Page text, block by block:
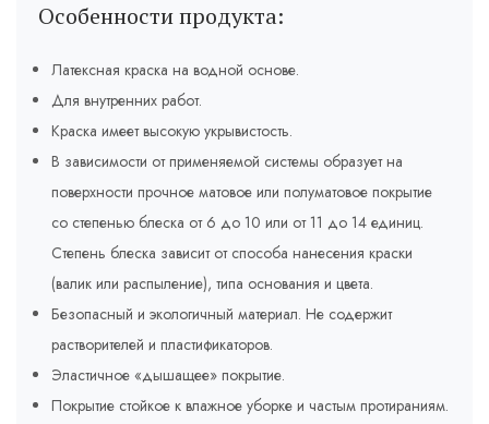
Особенности продукта:
Латексная краска на водной основе.
Для внутренних работ.
Краска имеет высокую укрывистость.
В зависимости от применяемой системы образует на
поверхности прочное матовое или полуматовое покрытие
со степенью блеска от 6 до 10 или от 11 до 14 единиц.
Степень блеска зависит от способа нанесения краски
(валик или распыление), типа основания и цвета.
Безопасный и экологичный материал. Не содержит
растворителей и пластификаторов.
Эластичное «дышащее» покрытие.
Покрытие стойкое к влажное уборке и частым протираниям.